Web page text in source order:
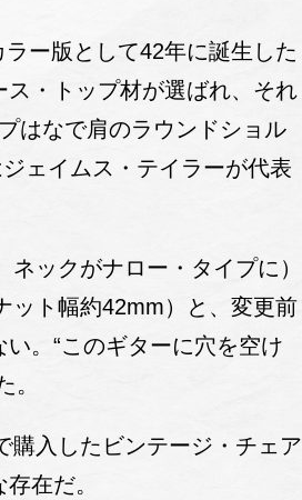
ー版として42年に誕生した
・トップ材が選ばれ、それ
はなで肩のラウンドショル
ェイムス・テイラーが代表
ックがナロー・タイプに）
ット幅約42mm）と、変更前
。“このギターに穴を空け
。
購入したビンテージ・チェア
在だ。